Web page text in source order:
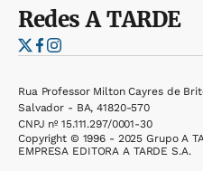
RedesA TARDE
Rua Professor Milton Cayres de
Salvador - BA, 41820-570
CNPJ nº 15.111.297/0001-30
Copyright © 1996 - 2025 Grupo A
EMPRESA EDITORA A TARDE S.A.